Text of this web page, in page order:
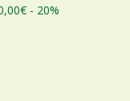
- 20%